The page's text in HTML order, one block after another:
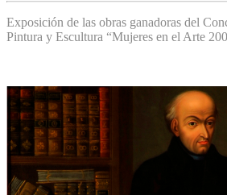
Exposición de las obras ganadoras del
Pintura y Escultura “Mujeres en el Arte